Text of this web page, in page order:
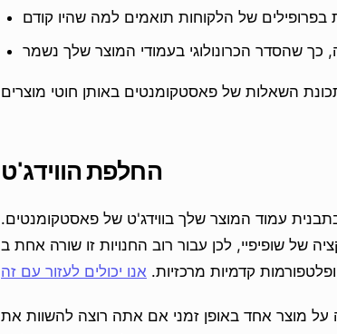
בפרופילים של הלקוחות תואמים למה שהיו קודם
כך שהסדר הכרונולוגי בעמודי המוצר שלך נשמר
החלפת הווידג'ט
עמוד המוצר שלך בווידג'ט של פאסטקומנטים.
קדמיות מרכזיות. אנו יכולים לעזור עם זה
על מוצר אחד באופן זמני אם אתה רוצה להשוות את